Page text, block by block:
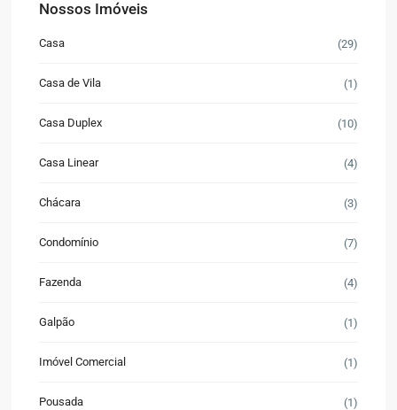
Nossos Imóveis
Casa (29)
Casa de Vila (1)
Casa Duplex (10)
Casa Linear (4)
Chácara (3)
Condomínio (7)
Fazenda (4)
Galpão (1)
Imóvel Comercial (1)
Pousada (1)